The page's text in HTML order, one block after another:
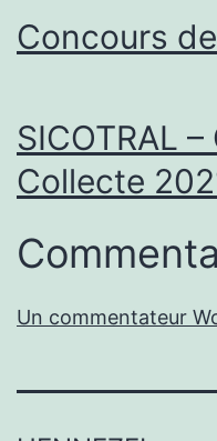
Concours
SICOTRAL
Collecte
Un commentateur